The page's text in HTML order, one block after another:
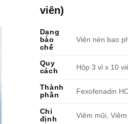
viên)
Dạng
bào
chế
Viên nén bao
Quy
cách
Hộp 3 vỉ x 10
Thành
phần
Fexofenadin
Chỉ
định
Viêm mũi,